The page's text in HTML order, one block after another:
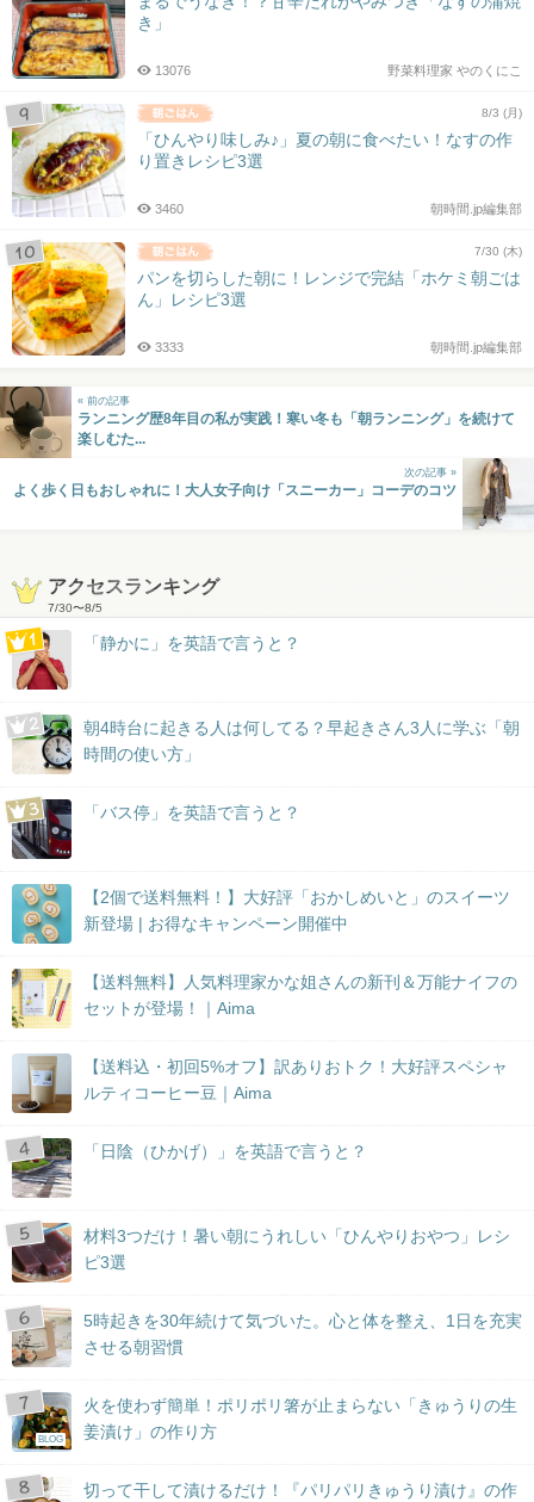
き」
野菜料理家 やのくにこ
13076
8/3 (月)
「ひんやり味しみ♪」夏の朝に食べたい！なすの作
り置きレシピ3選
朝時間.jp編集部
3460
7/30 (木)
パンを切らした朝に！レンジで完結「ホケミ朝ごは
ん」レシピ3選
朝時間.jp編集部
3333
« 前の記事
ランニング歴8年目の私が実践！寒い冬も「朝ランニング」を続けて
楽しむた...
次の記事 »
よく歩く日もおしゃれに！大人女子向け「スニーカー」コーデのコツ
アクセスランキング
7/30〜8/5
「静かに」を英語で言うと？
朝4時台に起きる人は何してる？早起きさん3人に学ぶ「朝
時間の使い方」
「バス停」を英語で言うと？
【2個で送料無料！】大好評「おかしめいと」のスイーツ
新登場 | お得なキャンペーン開催中
【送料無料】人気料理家かな姐さんの新刊＆万能ナイフの
セットが登場！｜Aima
【送料込・初回5%オフ】訳ありおトク！大好評スペシャ
ルティコーヒー豆｜Aima
「日陰（ひかげ）」を英語で言うと？
材料3つだけ！暑い朝にうれしい「ひんやりおやつ」レシ
ピ3選
5時起きを30年続けて気づいた。心と体を整え、1日を充実
させる朝習慣
BLOG
火を使わず簡単！ポリポリ箸が止まらない「きゅうりの生
姜漬け」の作り方
切って干して漬けるだけ！『パリパリきゅうり漬け』の作